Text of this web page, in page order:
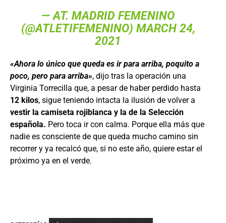
— AT. MADRID FEMENINO
(@ATLETIFEMENINO) MARCH 24,
2021
«Ahora lo único que queda es ir para arriba, poquito a
poco, pero para arriba», dijo tras la operación una
Virginia Torrecilla que, a pesar de haber perdido hasta
12 kilos, sigue teniendo intacta la ilusión de volver a
vestir la camiseta rojiblanca y la de la Selección
española. Pero toca ir con calma. Porque ella más que
nadie es consciente de que queda mucho camino sin
recorrer y ya recalcó que, si no este año, quiere estar el
próximo ya en el verde.